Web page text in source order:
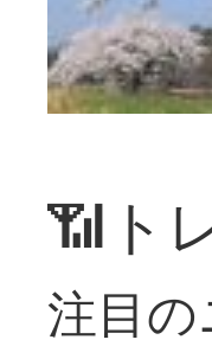
📶ト
注目の